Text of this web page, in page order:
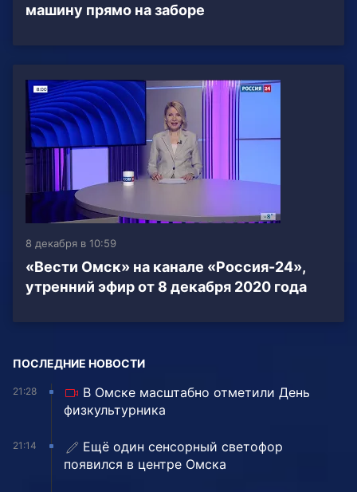
машину прямо на заборе
8 декабря в 10:59
«Вести Омск» на канале «Россия-24»,
утренний эфир от 8 декабря 2020 года
ПОСЛЕДНИЕ НОВОСТИ
21:28
В Омске масштабно отметили День
физкультурника
21:14
Ещё один сенсорный светофор
появился в центре Омска